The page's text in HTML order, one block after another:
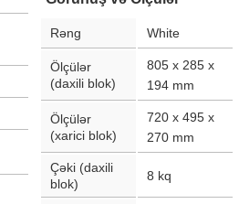
Rəng White
Ölçülər
(daxili blok)
805 x 285 x
194 mm
Ölçülər
(xarici blok)
720 x 495 x
270 mm
Çəki (daxili
blok)
8 kq